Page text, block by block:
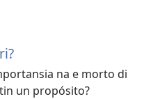
na e morto di
un propósito?